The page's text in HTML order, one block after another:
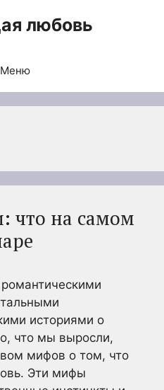
любовь
Меню
на самом
историями о
что мы выросли,
мифов о том, что
Эти мифы